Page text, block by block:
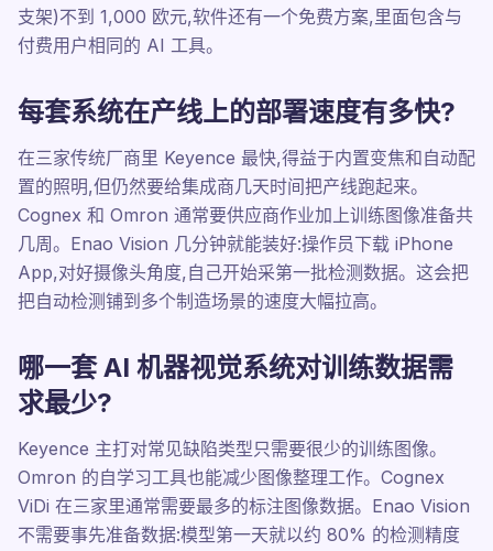
支架)不到 1,000 欧元,软件还有一个免费方案,里面包含与
付费用户相同的 AI 工具。
每套系统在产线上的部署速度有多快?
在三家传统厂商里 Keyence 最快,得益于内置变焦和自动配
置的照明,但仍然要给集成商几天时间把产线跑起来。
Cognex 和 Omron 通常要供应商作业加上训练图像准备共
几周。Enao Vision 几分钟就能装好:操作员下载 iPhone
App,对好摄像头角度,自己开始采第一批检测数据。这会把
把自动检测铺到多个制造场景的速度大幅拉高。
哪一套 AI 机器视觉系统对训练数据需
求最少?
Keyence 主打对常见缺陷类型只需要很少的训练图像。
Omron 的自学习工具也能减少图像整理工作。Cognex
ViDi 在三家里通常需要最多的标注图像数据。Enao Vision
不需要事先准备数据:模型第一天就以约 80% 的检测精度